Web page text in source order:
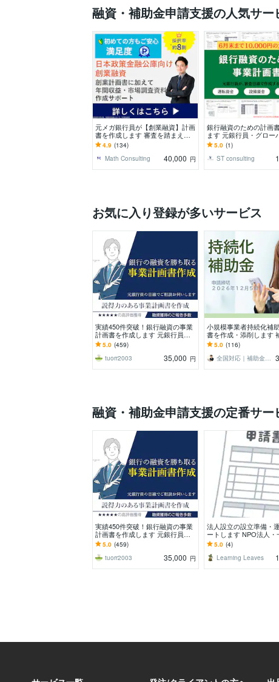
融資・補助金申請支援の人気サー
元メガ銀行員が【創業融資】計画
書を作成します 審査を踏まえた
【高品質な】創業計画書を【素早
く】提供します。
4.9 (134)
Math Consulting
40,000 円
銀行融資のための計画
ます 元銀行員・グロー
ンサルが、事業計画書を
す
5.0 (1)
ST consulting
お気に入り登録が多いサービス
実績450件突破！銀行融資の事業
計画書を作成します 元銀行員が
銀行、公庫の融資を勝ち取る事業
計画書を作成します
5.0 (459)
tuorr2003
35,000 円
小規模事業者持続化補
書を作成・添削します
ポート歴10年、毎回10
度のお客様が採択
5.0 (116)
全国対応｜補助金コンシェルジュ練馬
融資・補助金申請支援の定番サー
実績450件突破！銀行融資の事業
計画書を作成します 元銀行員が
銀行、公庫の融資を勝ち取る事業
計画書を作成します
5.0 (459)
tuorr2003
35,000 円
法人設立の設立準備・
ートします NPO法人・
法人等の設立準備・運営
5.0 (4)
Learning Leaves